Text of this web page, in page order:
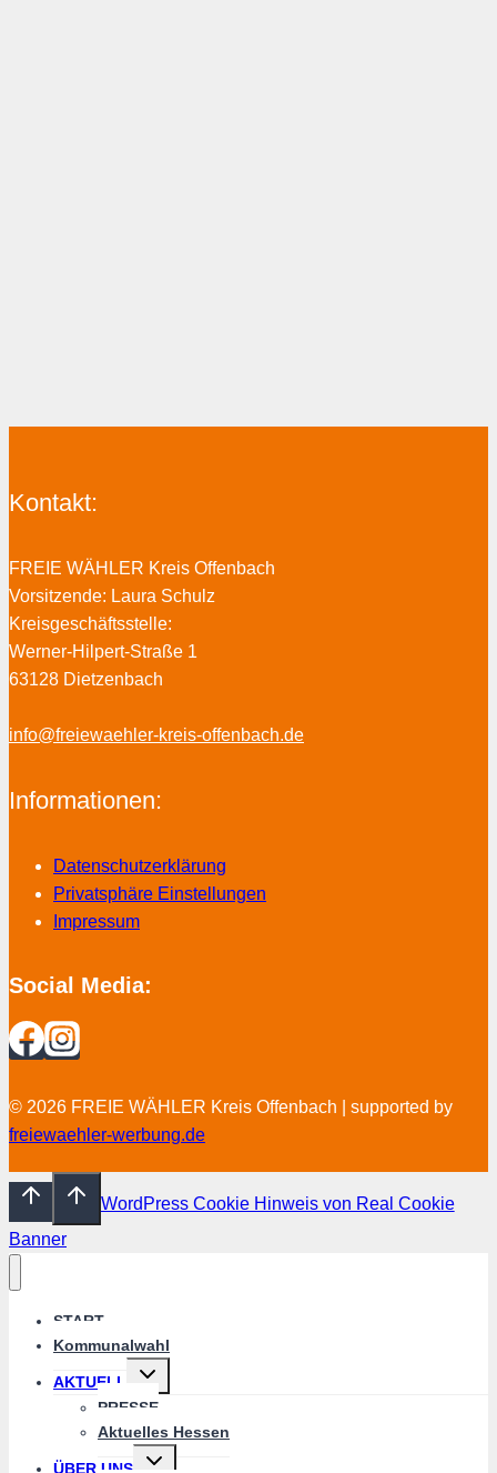
Kontakt:
FREIE WÄHLER Kreis Offenbach
Vorsitzende: Laura Schulz
Kreisgeschäftsstelle:
Werner-Hilpert-Straße 1
63128 Dietzenbach
info@freiewaehler-kreis-offenbach.de
Informationen:
Datenschutzerklärung
Privatsphäre Einstellungen
Impressum
Social Media:
© 2026 FREIE WÄHLER Kreis Offenbach | supported by
freiewaehler-werbung.de
WordPress Cookie Hinweis von Real Cookie
Banner
START
Kommunalwahl
AKTUELL
Untermenü
PRESSE
Aktuelles Hessen
ÜBER UNS
Untermenü